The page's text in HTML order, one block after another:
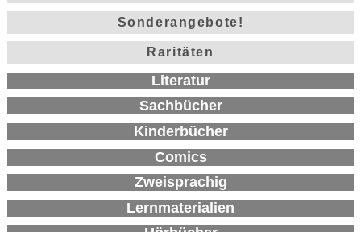
Sonderangebote!
Raritäten
Literatur
Sachbücher
Kinderbücher
Comics
Zweisprachig
Lernmaterialien